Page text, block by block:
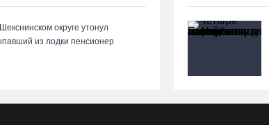
округе утонул
из лодки пенсионер